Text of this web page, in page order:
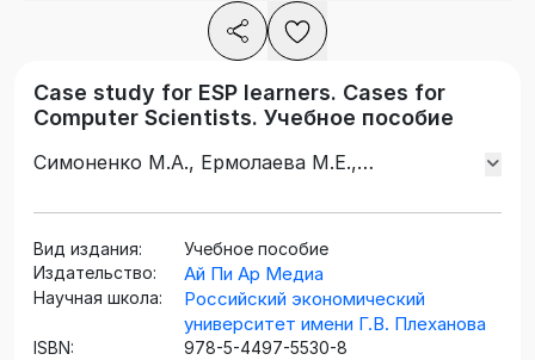
Case study for ESP learners. Cases for
Computer Scientists. Учебное пособие
Симоненко М.А., Ермолаева М.Е.,
Вид издания:
Учебное пособие
Издательство:
Ай Пи Ар Медиа
Научная школа:
Российский экономический
университет имени Г.В. Плеханова
ISBN:
978-5-4497-5530-8